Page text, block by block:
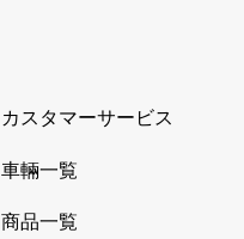
カスタマーサービス
車輛一覧
商品一覧